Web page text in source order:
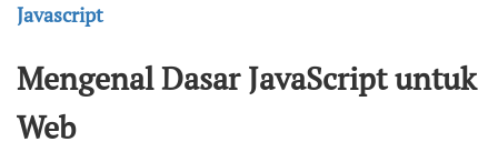
Javascript
Mengenal Dasar JavaScript untuk
Web